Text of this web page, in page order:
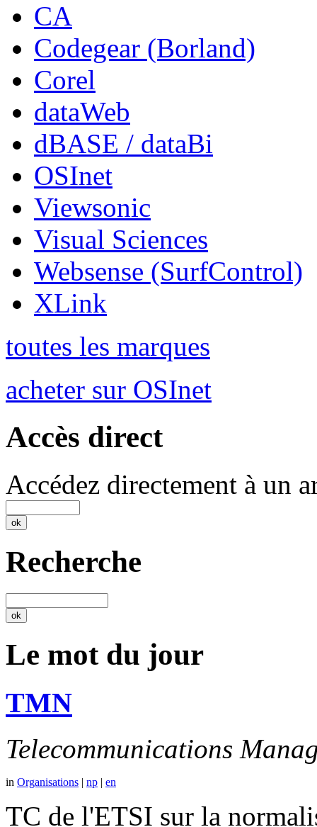
CA
Codegear (Borland)
Corel
dataWeb
dBASE / dataBi
OSInet
Viewsonic
Visual Sciences
Websense (SurfControl)
XLink
toutes les marques
acheter sur OSInet
Accès direct
Accédez directement à un
Recherche
Le mot du jour
TMN
Telecommunications
in Organisations | np | en
TC de l'ETSI sur la